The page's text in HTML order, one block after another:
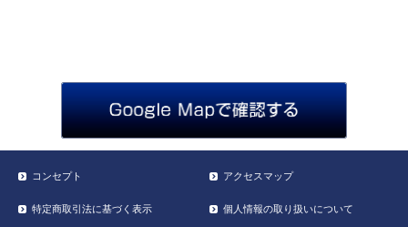
コンセプト アクセスマップ
特定商取引法に基づく表示 個人情報の取り扱いについて